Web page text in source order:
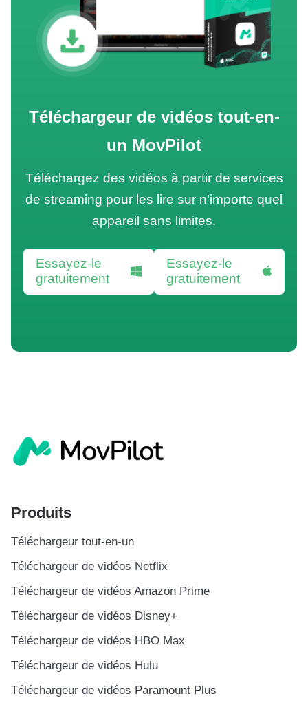
Téléchargeur de vidéos tout-en-
un MovPilot
Téléchargez des vidéos à partir de services
de streaming pour les lire sur n’importe quel
appareil sans limites.
Essayez-le
gratuitement
Essayez-le
gratuitement
Produits
Téléchargeur tout-en-un
Téléchargeur de vidéos Netflix
Téléchargeur de vidéos Amazon Prime
Téléchargeur de vidéos Disney+
Téléchargeur de vidéos HBO Max
Téléchargeur de vidéos Hulu
Téléchargeur de vidéos Paramount Plus